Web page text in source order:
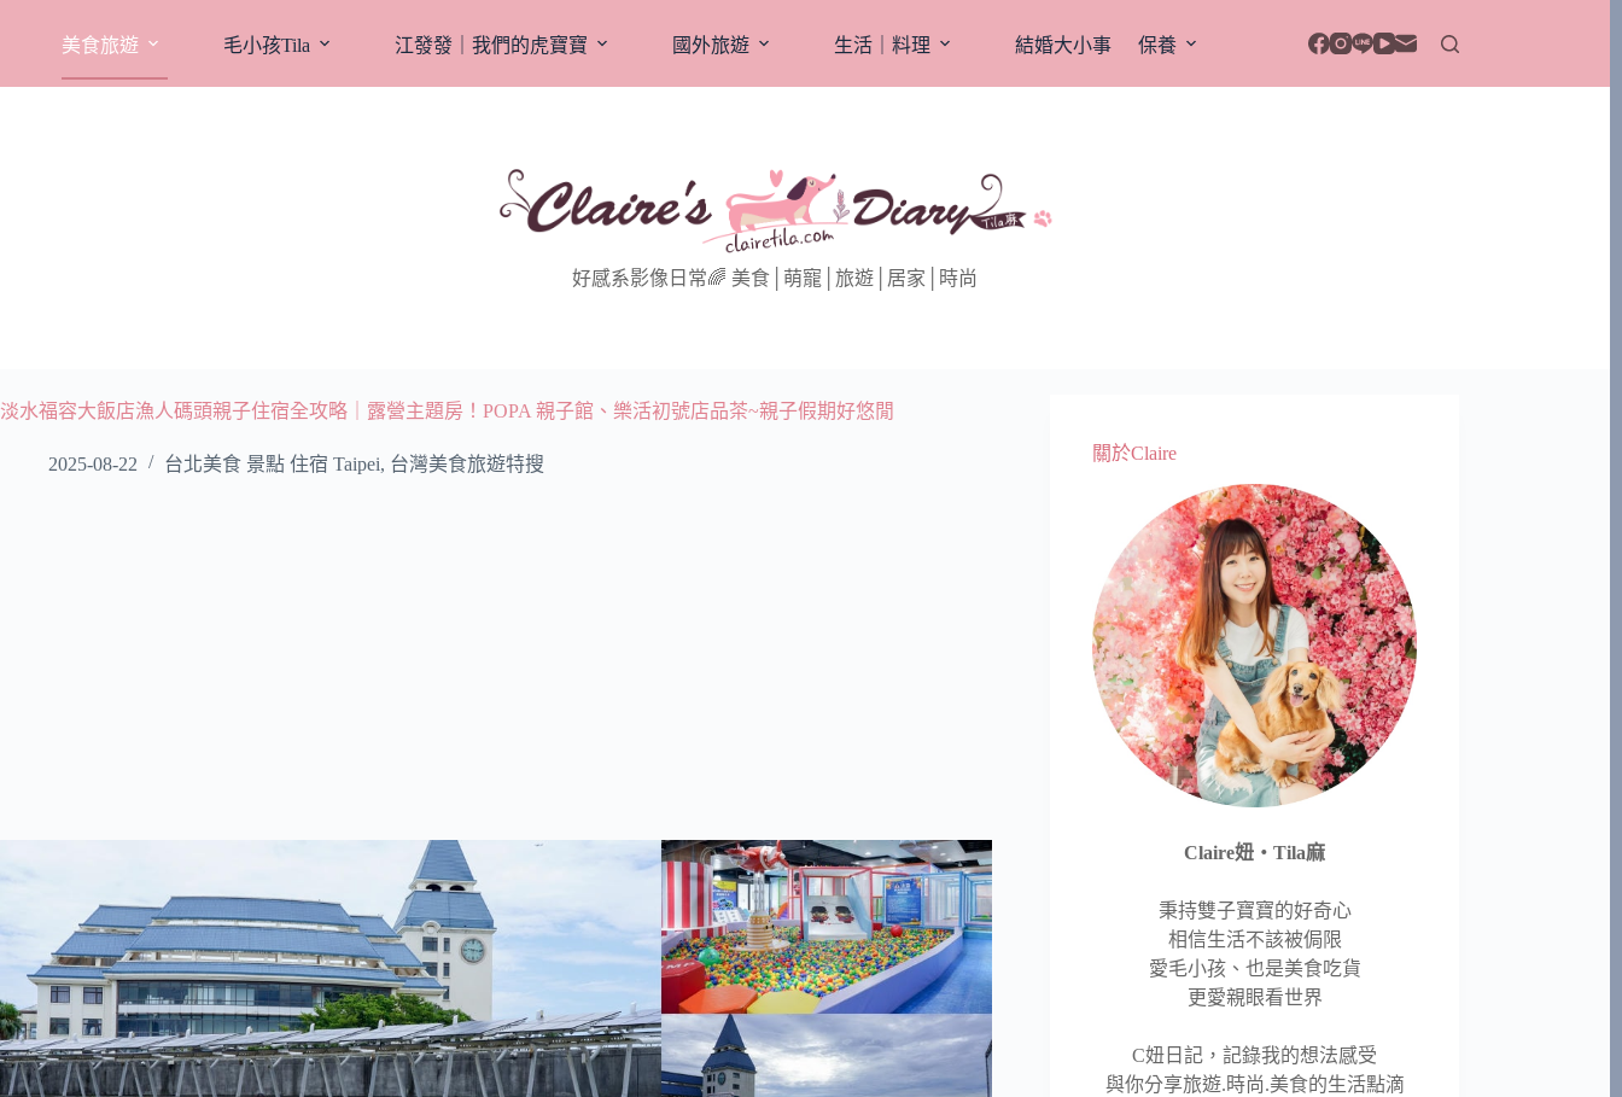
美食旅遊 毛小孩Tila 江發發｜我們的虎寶寶 國外旅遊 生活｜料理 結婚大小事 保養
好感系影像日常🌈 美食│萌寵│旅遊│居家│時尚
淡水福容大飯店漁人碼頭親子住宿全攻略｜露營主題房！POPA 親子館、樂活初號店品茶~親子假期好悠閒
2025-08-22 台北美食 景點 住宿 Taipei, 台灣美食旅遊特搜
關於Claire
Claire妞‧Tila麻
秉持雙子寶寶的好奇心
相信生活不該被侷限
愛毛小孩、也是美食吃貨
更愛親眼看世界
C妞日記，記錄我的想法感受
與你分享旅遊.時尚.美食的生活點滴